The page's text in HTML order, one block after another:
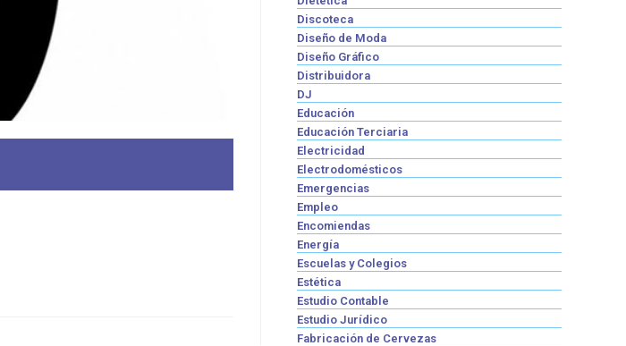
Discoteca
Diseño de Moda
Diseño Gráfico
Distribuidora
DJ
Educación
Educación Terciaria
Electricidad
Electrodomésticos
Emergencias
Empleo
Encomiendas
Energía
Escuelas y Colegios
Estética
Estudio Contable
Estudio Jurídico
Fabricación de Cervezas